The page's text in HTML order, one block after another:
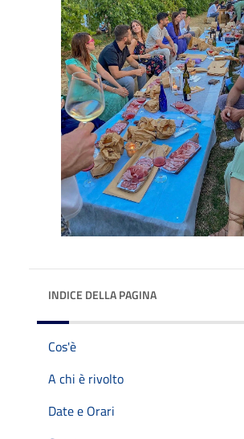
INDICE DELLA PAGINA
Cos'è
A chi è rivolto
Date e Orari